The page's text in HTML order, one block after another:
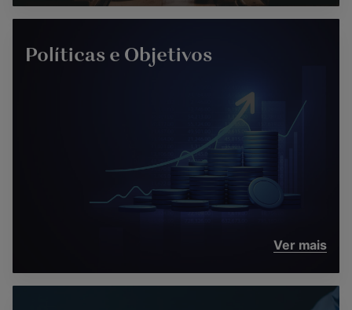
Políticas e Objetivos
Ver mais